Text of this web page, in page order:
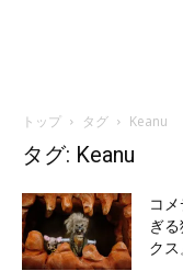
トップ タグ Keanu
タグ: Keanu
コ
ぎ
クス